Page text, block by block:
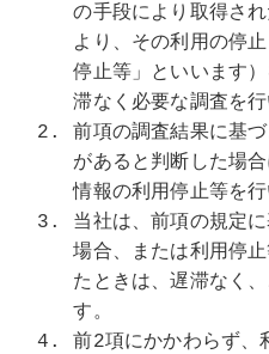
の手段により取得さ
より、その利用の停
停止等」といいます
滞なく必要な調査を行
前項の調査結果に基
があると判断した場
情報の利用停止等を行
当社は、前項の規定
場合、または利用停
たときは、遅滞なく
す。
前2項にかかわらず、